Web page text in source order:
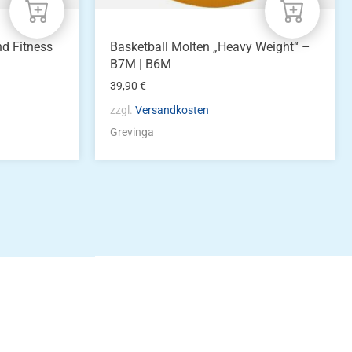
Fitness
Basketball Molten „Heavy Weight“ –
B7M | B6M
39,90€
zzgl.Versandkosten
Grevinga